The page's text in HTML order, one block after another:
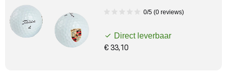
Mijn account
Klantenservice
0/5 (0 reviews)
Direct leverbaar
€ 33,10